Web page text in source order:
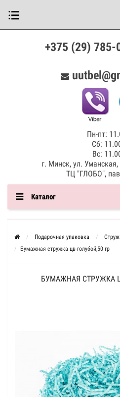
+375 (29)
Пн-пт:
Сб:
Вс:
г. Минск, ул.
ТЦ "ГЛОБО",
Каталог
Подарочная упаковка
Бумажная стружка цв-голубой,50 гр
БУМАЖНАЯ СТРУЖКА